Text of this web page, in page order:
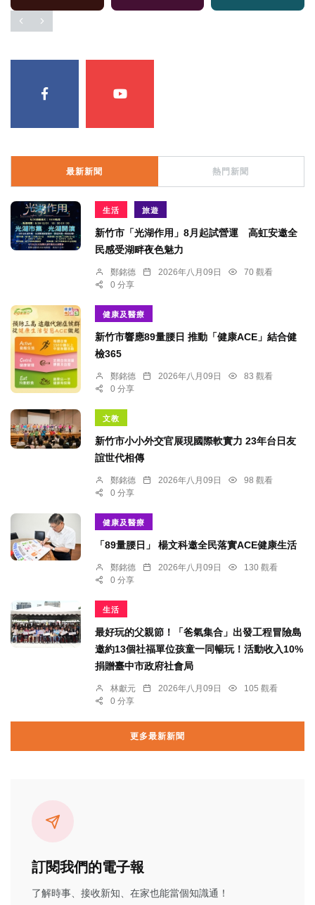
最新新聞 熱門新聞
生活 旅遊
新竹市「光湖作用」8月起試營運 高虹安邀全
民感受湖畔夜色魅力
鄭銘德 2026年八月09日
70 觀看
0 分享
健康及醫療
新竹市響應89量腰日 推動「健康ACE」結合健
檢365
鄭銘德 2026年八月09日
83 觀看
0 分享
文教
新竹市小小外交官展現國際軟實力 23年台日友
誼世代相傳
鄭銘德 2026年八月09日
98 觀看
0 分享
健康及醫療
「89量腰日」 楊文科邀全民落實ACE健康生活
鄭銘德 2026年八月09日
130 觀看
0 分享
生活
最好玩的父親節！「爸氣集合」出發工程冒險島
邀約13個社福單位孩童一同暢玩！活動收入10%
捐贈臺中市政府社會局
林獻元 2026年八月09日
105 觀看
0 分享
更多最新新聞
訂閱我們的電子報
了解時事、接收新知、在家也能當個知識通！